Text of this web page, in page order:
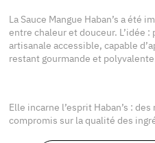
La Sauce Mangue Haban’s a été
entre chaleur et douceur. L’idée
artisanale accessible, capable
restant gourmande et
Elle incarne l’esprit Haban’s :
compromis sur la qualité des